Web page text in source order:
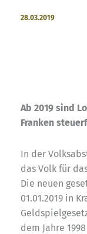
28.03.2019
Ab 2019 sind
Franken
In der
das Volk für
Die neuen
01.01.2019 in
dem Jahre